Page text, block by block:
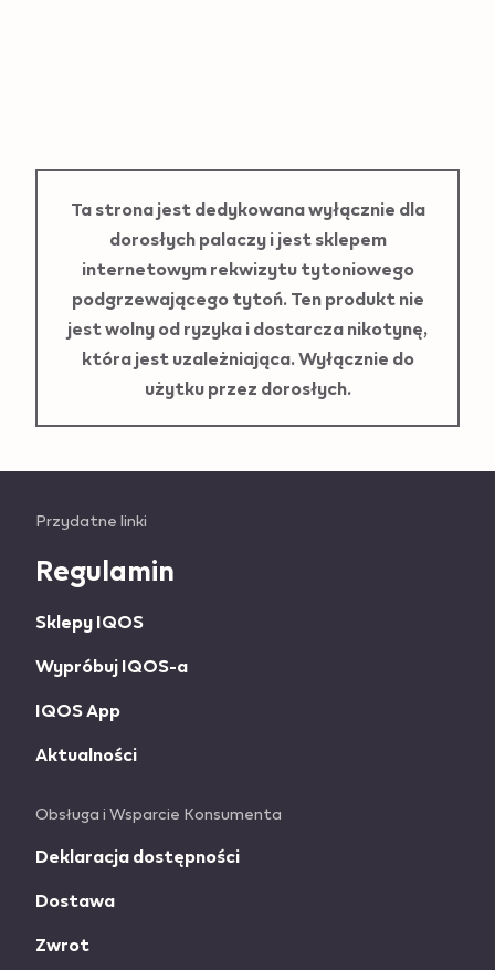
Ta strona jest dedykowana wyłącznie dla
dorosłych palaczy i jest sklepem
internetowym rekwizytu tytoniowego
podgrzewającego tytoń. Ten produkt nie
jest wolny od ryzyka i dostarcza nikotynę,
która jest uzależniająca. Wyłącznie do
użytku przez dorosłych.
Useful
links
information
Przydatne linki
Regulamin
Sklepy IQOS
Wypróbuj IQOS-a
IQOS App
Aktualności
Obsługa i Wsparcie Konsumenta
Deklaracja dostępności
Dostawa
Zwrot